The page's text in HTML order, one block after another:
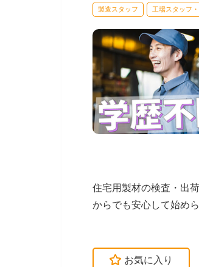
製造スタッフ 工場スタッフ
住宅用製材の検査・出
からでも安心して始め
お気に入り